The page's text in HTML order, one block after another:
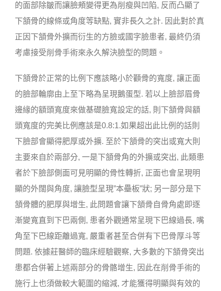
的面部除皺而讓臉頰變得更為削瘦與凹陷, 反而凸顯了
下頷骨的線條或角度等缺點, 實非長久之計. 因此對於真
正因下頷骨外擴而衍生的方臉或國字臉患者, 最終仍須
考慮接受削骨手術來永久解決臉型的問題。
下頷骨於正常的比例下應該略小於顴骨的寬度, 讓正面
的臉部輪廓由上至下略為呈現鵝蛋型. 若以上臉部眉骨
邊緣的額頭寬度來做基礎臉寬設定的話, 則下頷骨與額
頭寬度的完美比例應該是0.8:1.如果超出此比例的話則
下臉部會顯得肥厚或外擴. 至於下頷骨的突出或寬大則
主要來自於兩部分, 一是下頷骨角的外擴或突出, 此類患
者於下臉部側面可見明顯的骨性轉折, 正面也會呈現明
顯的外闊與角度, 讓臉型呈現”本壘板”狀; 另一部分是下
頷骨體的肥厚與增生, 此問題會讓下頷骨自骨角處即逐
漸變寬直到下巴兩側, 患者外觀通常呈現下巴線過長, 嘴
角至下巴線距離過寬, 嚴重者甚至合併有下巴骨厚斗等
問題. 依據莊醫師的臨床經驗觀察, 大多數的下頷骨突出
患都合併著上述兩部分的骨骼增生, 因此在削骨手術的
施行上也須做較大範圍的縮減, 才能獲得明顯與有效的